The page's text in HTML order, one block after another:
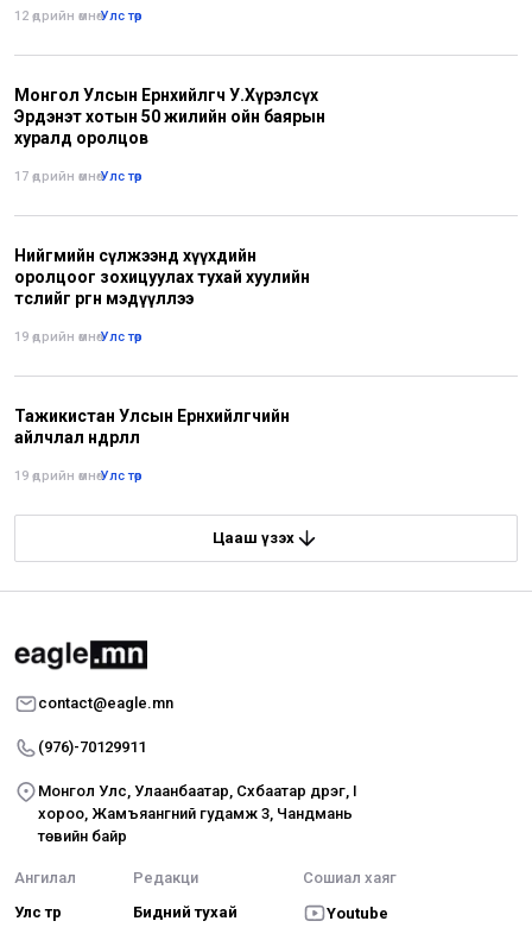
12 өдрийн өмнө•Улс төр
Монгол Улсын Ерөнхийлөгч У.Хүрэлсүх
Эрдэнэт хотын 50 жилийн ойн баярын
хуралд оролцов
17 өдрийн өмнө•Улс төр
Нийгмийн сүлжээнд хүүхдийн
оролцоог зохицуулах тухай хуулийн
төслийг өргөн мэдүүллээ
19 өдрийн өмнө•Улс төр
Тажикистан Улсын Ерөнхийлөгчийн
айлчлал өндөрлөлөө
19 өдрийн өмнө•Улс төр
Цааш үзэх
contact@eagle.mn
(976)-70129911
Монгол Улс, Улаанбаатар, Сүхбаатар дүүрэг, I
хороо, Жамъяангүний гудамж 3, Чандмань
төвийн байр
Ангилал
Улс төр
Редакци
Бидний тухай
Сошиал хаяг
Youtube